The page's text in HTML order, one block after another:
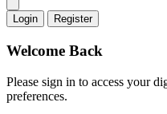
Login Register
Welcome Back
Please sign in to access your
preferences.